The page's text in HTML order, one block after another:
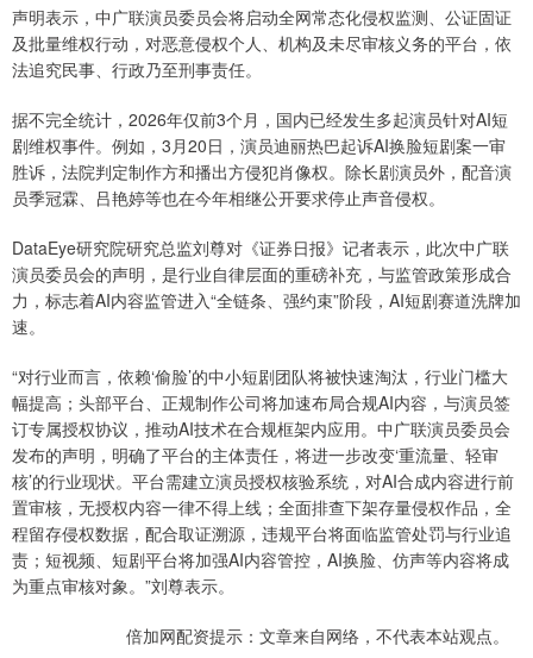
声明表示，中广联演员委员会将启动全网常态化侵权监测、公证固证
及批量维权行动，对恶意侵权个人、机构及未尽审核义务的平台，依
法追究民事、行政乃至刑事责任。
据不完全统计，2026年仅前3个月，国内已经发生多起演员针对AI短
剧维权事件。例如，3月20日，演员迪丽热巴起诉AI换脸短剧案一审
胜诉，法院判定制作方和播出方侵犯肖像权。除长剧演员外，配音演
员季冠霖、吕艳婷等也在今年相继公开要求停止声音侵权。
DataEye研究院研究总监刘尊对《证券日报》记者表示，此次中广联
演员委员会的声明，是行业自律层面的重磅补充，与监管政策形成合
力，标志着AI内容监管进入“全链条、强约束”阶段，AI短剧赛道洗牌加
速。
“对行业而言，依赖‘偷脸’的中小短剧团队将被快速淘汰，行业门槛大
幅提高；头部平台、正规制作公司将加速布局合规AI内容，与演员签
订专属授权协议，推动AI技术在合规框架内应用。中广联演员委员会
发布的声明，明确了平台的主体责任，将进一步改变‘重流量、轻审
核’的行业现状。平台需建立演员授权核验系统，对AI合成内容进行前
置审核，无授权内容一律不得上线；全面排查下架存量侵权作品，全
程留存侵权数据，配合取证溯源，违规平台将面临监管处罚与行业追
责；短视频、短剧平台将加强AI内容管控，AI换脸、仿声等内容将成
为重点审核对象。”刘尊表示。
倍加网配资提示：文章来自网络，不代表本站观点。